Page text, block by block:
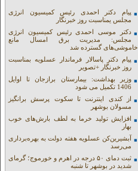
پیام دکتر احمدی رئیس کمیسیون انرژی
مجلس یمناسبت روز خبرنگار
دکتر موسی احمدی رئیس کمیسیون انرژی
مجلس: مدیریت برق امسال مانع
خاموشی‌های گسترده شد
پیام دکتر پاسالار فرماندار عسلویه بمناسبت
روز خبرنگار +تصویر
وزیر بهداشت: بیمارستان برازجان تا اوایل
1406 تکمیل می شود
از کندی اینترنت تا سکوت پرسش برانگیز
مسولان بوشهر
افزایش تولید خرما به لطف بارش‌های خوب
بهار
آبشیرین‌کن عسلویه هفته دولت به بهره‌برداری
می‌رسد
ثبت دمای ۵۰ درجه در اهرم و خورموج؛ گرمای
شدید در بوشهر تا شنبه